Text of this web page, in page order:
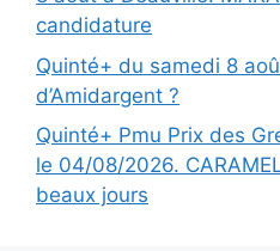
candidature
Quinté+ du samedi 8
d’Amidargent ?
Quinté+ Pmu Prix des
le 04/08/2026.
beaux jours